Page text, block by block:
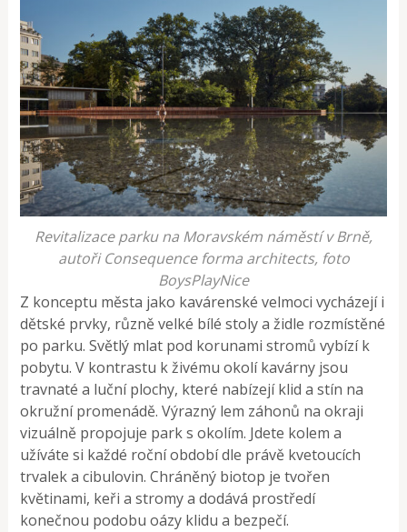
Revitalizace parku na Moravském náměstí v Brně,
autoři Consequence forma architects, foto
BoysPlayNice
Z konceptu města jako kavárenské velmoci vycházejí i
dětské prvky, různě velké bílé stoly a židle rozmístěné
po parku. Světlý mlat pod korunami stromů vybízí k
pobytu. V kontrastu k živému okolí kavárny jsou
travnaté a luční plochy, které nabízejí klid a stín na
okružní promenádě. Výrazný lem záhonů na okraji
vizuálně propojuje park s okolím. Jdete kolem a
užíváte si každé roční období dle právě kvetoucích
trvalek a cibulovin. Chráněný biotop je tvořen
květinami, keři a stromy a dodává prostředí
konečnou podobu oázy klidu a bezpečí.